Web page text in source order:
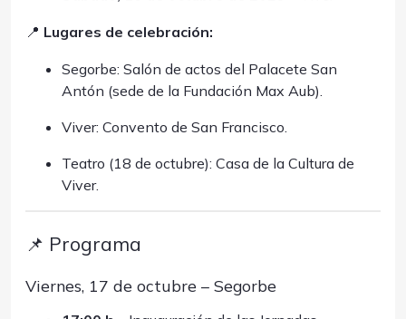
📍 Lugares de celebración:
Segorbe: Salón de actos del Palacete San
Antón (sede de la Fundación Max Aub).
Viver: Convento de San Francisco.
Teatro (18 de octubre): Casa de la Cultura de
Viver.
📌 Programa
Viernes, 17 de octubre – Segorbe